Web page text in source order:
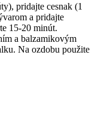
pridajte cesnak (1
a pridajte
15-20 minút.
a balzamikovým
Na ozdobu použite